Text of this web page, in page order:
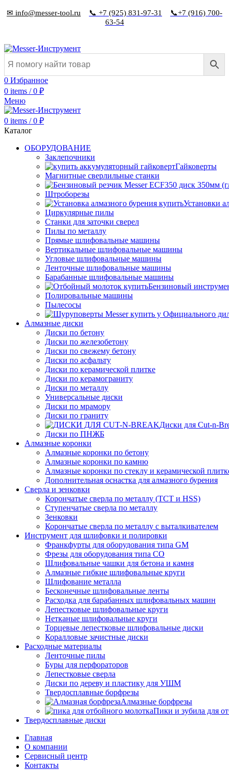
✉ info@messer-tool.ru 📞 +7 (925) 831-97-31
📞+7 (916) 700-
63-54
0 Избранное
0 items / 0 ₽
Меню
0 items / 0 ₽
Каталог
ОБОРУДОВАНИЕ
Заклепочники
Гайковерты
Магнитные сверлильные станки
Штроборезы
Установки
Циркулярные пилы
Станки для заточки сверел
Пилы по металлу
Прямые шлифовальные машины
Вертикальные шлифовальные машины
Угловые шлифовальные машины
Ленточные шлифовальные машины
Барабанные шлифовальные машины
Бензиновый
Полировальные машины
Пылесосы
Алмазные диски
Диски по бетону
Диски по железобетону
Диски по свежему бетону
Диски по асфальту
Диски по керамической плитке
Диски по керамограниту
Диски по металлу
Универсальные диски
Диски по мрамору
Диски по граниту
Диски для Cut-n-
Диски по ПНЖБ
Алмазные коронки
Алмазные коронки по бетону
Алмазные коронки по камню
Алмазные коронки по стеклу и керамической
Дополнительная оснастка для алмазного бурения
Сверла и зенковки
Корончатые сверла по металлу (TCT и HSS)
Ступенчатые сверла по металлу
Зенковки
Корончатые сверла по металлу c выталкивателем
Инструмент для шлифовки и полировки
Франкфурты для оборудования типа GM
Фрезы для оборудования типа СО
Шлифовальные чашки для бетона и камня
Алмазные гибкие шлифовальные круги
Шлифование металла
Бесконечные шлифовальные ленты
Расходка для барабанных шлифовальных машин
Лепестковые шлифовальные круги
Нетканые шлифовальные круги
Торцевые лепестковые шлифовальные диски
Коралловые зачистные диски
Расходные материалы
Ленточные пилы
Буры для перфораторов
Лепестковые сверла
Диски по дереву и пластику для УШМ
Твердосплавные борфрезы
Алмазные борфрезы
Пики и зубила для
Твердосплавные диски
Главная
О компании
Сервисный центр
Контакты